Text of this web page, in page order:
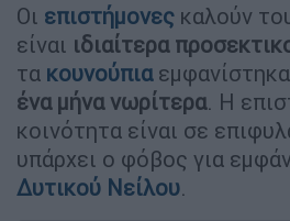
Οι επιστήμονες καλούν
είναι ιδιαίτερα
τα κουνούπια
ένα μήνα νωρίτερα. Η
κοινότητα είναι σε
υπάρχει ο φόβος για
Δυτικού Νείλου.